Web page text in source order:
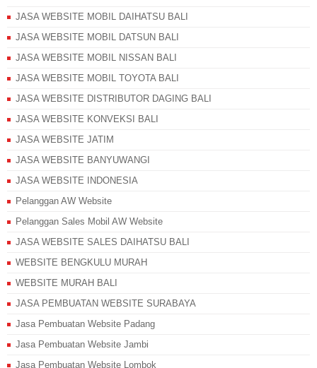
JASA WEBSITE MOBIL DAIHATSU BALI
JASA WEBSITE MOBIL DATSUN BALI
JASA WEBSITE MOBIL NISSAN BALI
JASA WEBSITE MOBIL TOYOTA BALI
JASA WEBSITE DISTRIBUTOR DAGING BALI
JASA WEBSITE KONVEKSI BALI
JASA WEBSITE JATIM
JASA WEBSITE BANYUWANGI
JASA WEBSITE INDONESIA
Pelanggan AW Website
Pelanggan Sales Mobil AW Website
JASA WEBSITE SALES DAIHATSU BALI
WEBSITE BENGKULU MURAH
WEBSITE MURAH BALI
JASA PEMBUATAN WEBSITE SURABAYA
Jasa Pembuatan Website Padang
Jasa Pembuatan Website Jambi
Jasa Pembuatan Website Lombok